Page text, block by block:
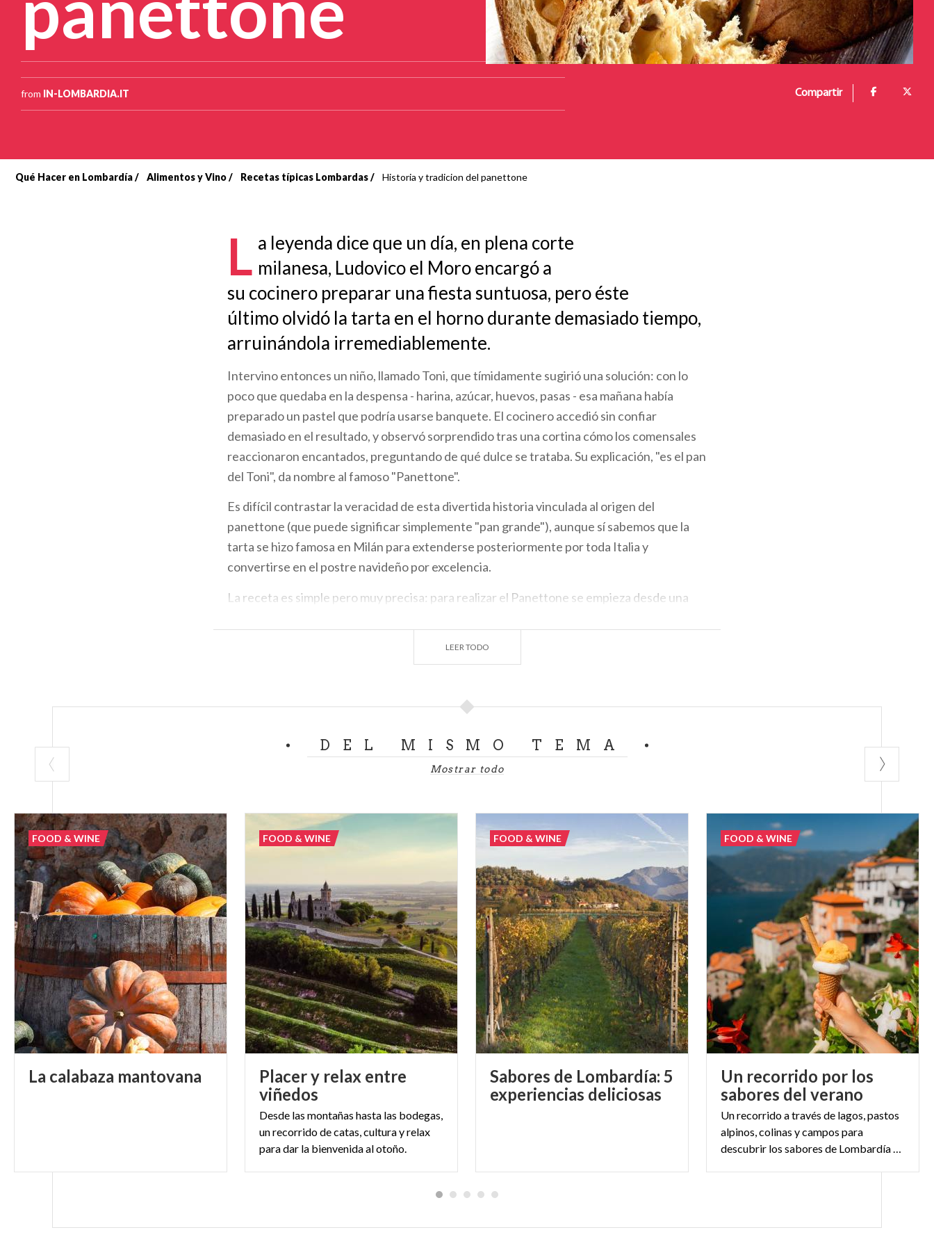
from IN-LOMBARDIA.IT Compartir
Sobrescribir
Qué Hacer en Lombardía Alimentos y Vino Recetas típicas Lombardas Historia y tradicion del panettone
L a leyenda dice que un día, en plena corte
milanesa, Ludovico el Moro encargó a
su cocinero preparar una fiesta suntuosa, pero éste
último olvidó la tarta en el horno durante demasiado tiempo,
arruinándola irremediablemente.
Intervino entonces un niño, llamado Toni, que tímidamente sugirió una solución: con lo
poco que quedaba en la despensa - harina, azúcar, huevos, pasas - esa mañana había
preparado un pastel que podría usarse banquete. El cocinero accedió sin confiar
demasiado en el resultado, y observó sorprendido tras una cortina cómo los comensales
reaccionaron encantados, preguntando de qué dulce se trataba. Su explicación, "es el pan
del Toni", da nombre al famoso "Panettone".
Es difícil contrastar la veracidad de esta divertida historia vinculada al origen del
panettone (que puede significar simplemente "pan grande"), aunque sí sabemos que la
tarta se hizo famosa en Milán para extenderse posteriormente por toda Italia y
convertirse en el postre navideño por excelencia.
La receta es simple pero muy precisa: para realizar el Panettone se empieza desde una
antes la preparación procedía a bendecir el dulce. Con el paso del tiempo han aparecido
otras variedades: helado, sin fruta confitada, con chocolate, crema o bayas, por nombrar
algunos, pero el panettone verdadero hecho en Milán siempre se ha mantenido fiel a sí
Artigianale Milanese" es una marca de calidad registrada, creada para mejorar y proteger
el dulce según la vieja receta. Los productores que deseen utilizar la marca deben seguir
unas normas de producción precisas y respetar ingredientes y modo de preparación.
Autore:Claudia Moreschi(Travel Stories)
LEER TODO
DEL MISMO TEMA
Mostrar todo
La calabaza mantovana
FOOD & WINE
Placer y relax entre
viñedos
Desde las montañas hasta las bodegas,
un recorrido de catas, cultura y relax
para dar la bienvenida al otoño.
FOOD & WINE
Sabores de Lombardía: 5
experiencias deliciosas
FOOD & WINE
Un recorrido por los
sabores del verano
Un recorrido a través de lagos, pastos
alpinos, colinas y campos para
descubrir los sabores de Lombardía en la estación más luminosa del año.
FOOD & WINE